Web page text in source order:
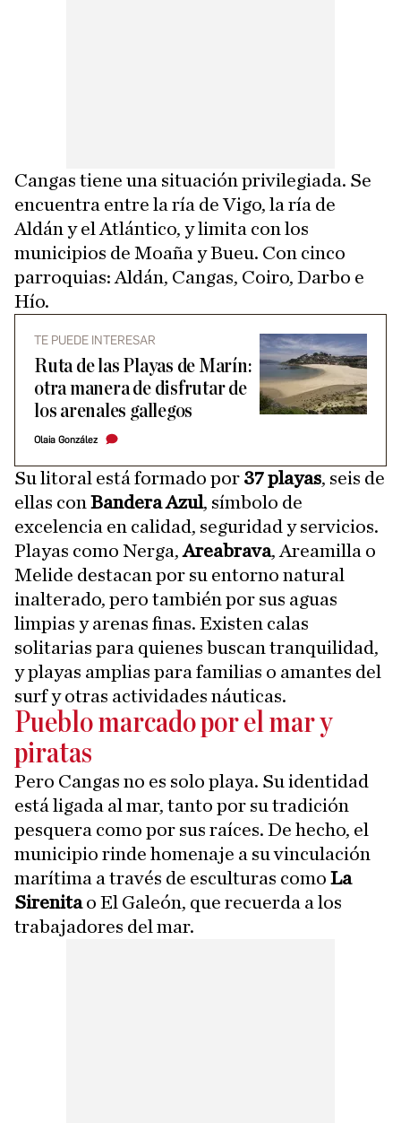
Cangas tiene una situación privilegiada. Se
encuentra entre la ría de Vigo, la ría de
Aldán y el Atlántico, y limita con los
municipios de Moaña y Bueu. Con cinco
parroquias: Aldán, Cangas, Coiro, Darbo e
Hío.
TE PUEDE INTERESAR
Ruta de las Playas de Marín:
otra manera de disfrutar de
los arenales gallegos
Olaia González
Su litoral está formado por 37 playas, seis de
ellas con Bandera Azul, símbolo de
excelencia en calidad, seguridad y servicios.
Playas como Nerga,Areabrava, Areamilla o
Melide destacan por su entorno natural
inalterado, pero también por sus aguas
limpias y arenas finas. Existen calas
solitarias para quienes buscan tranquilidad,
y playas amplias para familias o amantes del
surf y otras actividades náuticas.
Pueblo marcado por el mar y
piratas
Pero Cangas no es solo playa. Su identidad
está ligada al mar, tanto por su tradición
pesquera como por sus raíces. De hecho, el
municipio rinde homenaje a su vinculación
marítima a través de esculturas como La
Sirenitao El Galeón, que recuerda a los
trabajadores del mar.